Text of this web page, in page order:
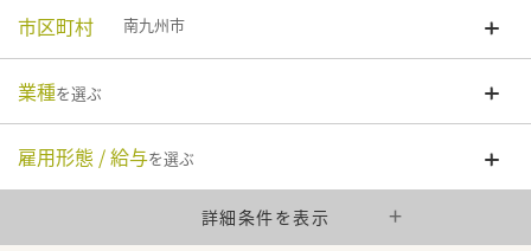
市区町村 南九州市
業種を選ぶ
雇用形態 / 給与を選ぶ
詳細条件を表示